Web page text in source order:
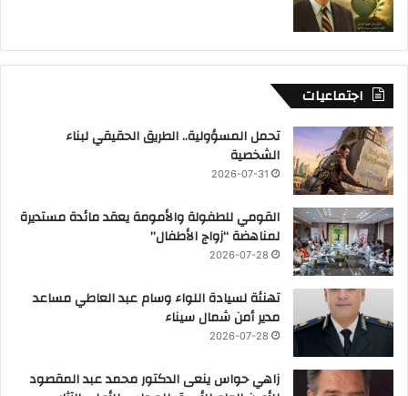
اجتماعيات
تحمل المسؤولية.. الطريق الحقيقي لبناء
الشخصية
2026-07-31
القومي للطفولة والأمومة يعقد مائدة مستديرة
لمناهضة “زواج الأطفال”
2026-07-28
تهنئة لسيادة اللواء وسام عبد العاطي مساعد
مدير أمن شمال سيناء
2026-07-28
زاهي حواس ينعى الدكتور محمد عبد المقصود